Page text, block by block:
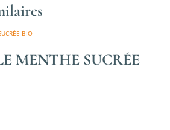
MENTHE SUCRÉE